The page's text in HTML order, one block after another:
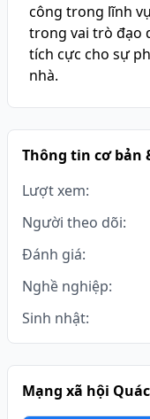
công trong lĩnh
trong vai trò đạo
tích cực cho sự
nhà.
Thông tin cơ bản
Lượt xem:
Người theo dõi:
Đánh giá:
Nghề nghiệp:
Sinh nhật:
Mạng xã hội